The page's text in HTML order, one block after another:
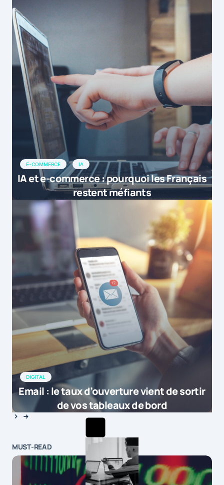
E-COMMERCE IA
IA et e-commerce : pourquoi les Français
restent méfiants
DIGITAL
Email : le taux d’ouverture vient de sortir
de vos tableaux de bord
MUST-READ